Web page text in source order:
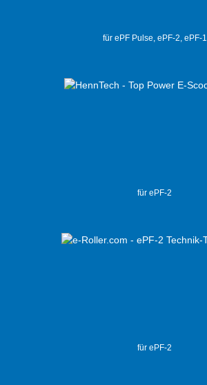
für ePF Pulse, ePF-2, ePF-1
für ePF-2
für ePF-2